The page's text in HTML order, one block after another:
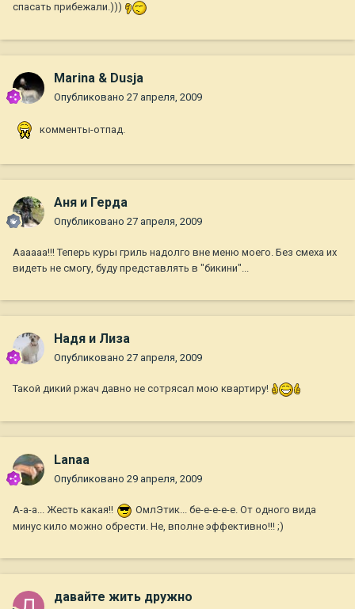
спасать прибежали.)))
Marina & Dusja
Опубликовано 27 апреля, 2009
комменты-отпад.
Аня и Герда
Опубликовано 27 апреля, 2009
Аааааа!!! Теперь куры гриль надолго вне меню моего. Без смеха их
видеть не смогу, буду представлять в "бикини"...
Надя и Лиза
Опубликовано 27 апреля, 2009
Такой дикий ржач давно не сотрясал мою квартиру!
Lanaa
Опубликовано 29 апреля, 2009
А-а-а... Жесть какая!!
ОмлЭтик... бе-е-е-е-е. От одного вида
минус кило можно обрести. Не, вполне эффективно!!! ;)
давайте жить дружно